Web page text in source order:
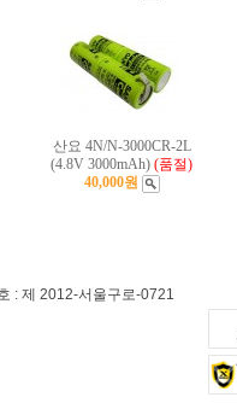
산요 4N/N-3000CR-2L
(4.8V 3000mAh) (품절)
40,000원
: 제 2012-서울구로-0721